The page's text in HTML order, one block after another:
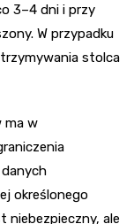
3–4 dni i przy
W przypadku
stolca
ma w
określonego
niebezpieczny, ale